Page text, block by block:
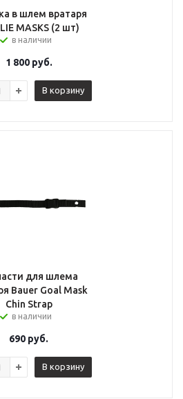
в шлем вратаря
MASKS (2 шт)
в наличии
1 800руб.
В корзину
для шлема
Bauer Goal Mask
Chin Strap
в наличии
690 руб.
В корзину